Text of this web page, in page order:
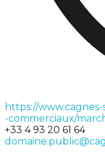
https://
-commerciaux/
+33 4 93 20 61 64